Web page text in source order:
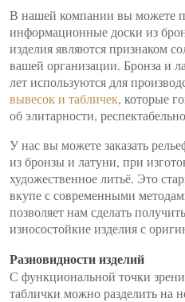
В нашей компании вы можете
информационные доски из
изделия являются признаком
вашей организации. Бронза и
лет используются для
вывесок и табличек, которые
об элитарности,
У нас вы можете заказать
из бронзы и латуни, при
художественное литьё. Это
вкупе с современными
позволяет нам сделать
износостойкие изделия с
Разновидности изделий
С функциональной точки
таблички можно разделить на